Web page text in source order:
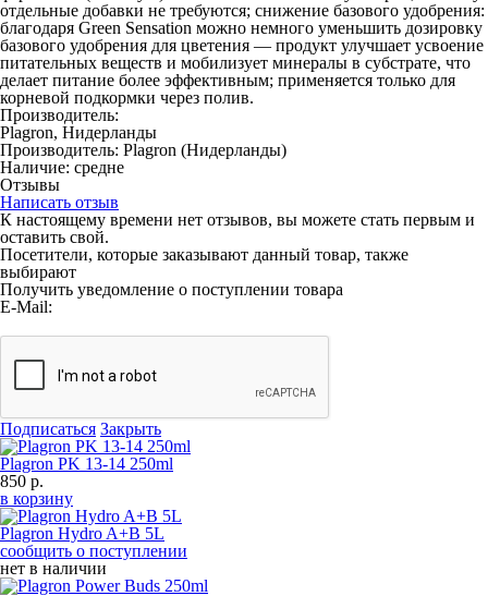
отдельные добавки не требуются; снижение базового удобрения:
благодаря Green Sensation можно немного уменьшить дозировку
базового удобрения для цветения — продукт улучшает усвоение
питательных веществ и мобилизует минералы в субстрате, что
делает питание более эффективным; применяется только для
корневой подкормки через полив.
Производитель:
Plagron, Нидерланды
Производитель: Plagron (Нидерланды)
Наличие: средне
Отзывы
Написать отзыв
К настоящему времени нет отзывов, вы можете стать первым и
оставить свой.
Посетители, которые заказывают данный товар, также
выбирают
Получить уведомление о поступлении товара
E-Mail:
Подписаться Закрыть
Plagron PK 13-14 250ml
850 р.
в корзину
Plagron Hydro A+B 5L
сообщить о поступлении
нет в наличии